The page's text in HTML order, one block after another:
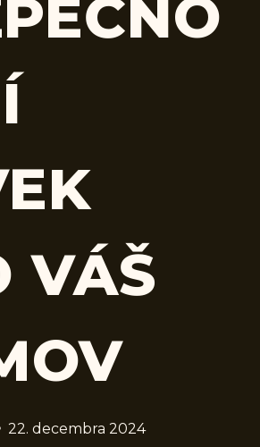
VÁŠ
22. decembra 2024